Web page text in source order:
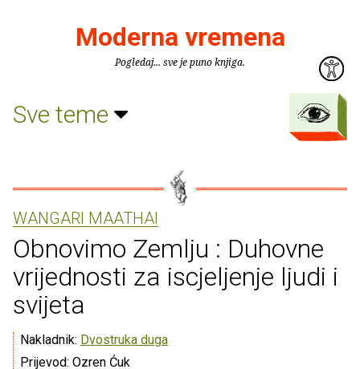
Moderna vremena
Pogledaj... sve je puno knjiga.
Sve teme
WANGARI MAATHAI
Obnovimo Zemlju : Duhovne
vrijednosti za iscjeljenje ljudi i
svijeta
Nakladnik: Dvostruka duga
Prijevod: Ozren Ćuk